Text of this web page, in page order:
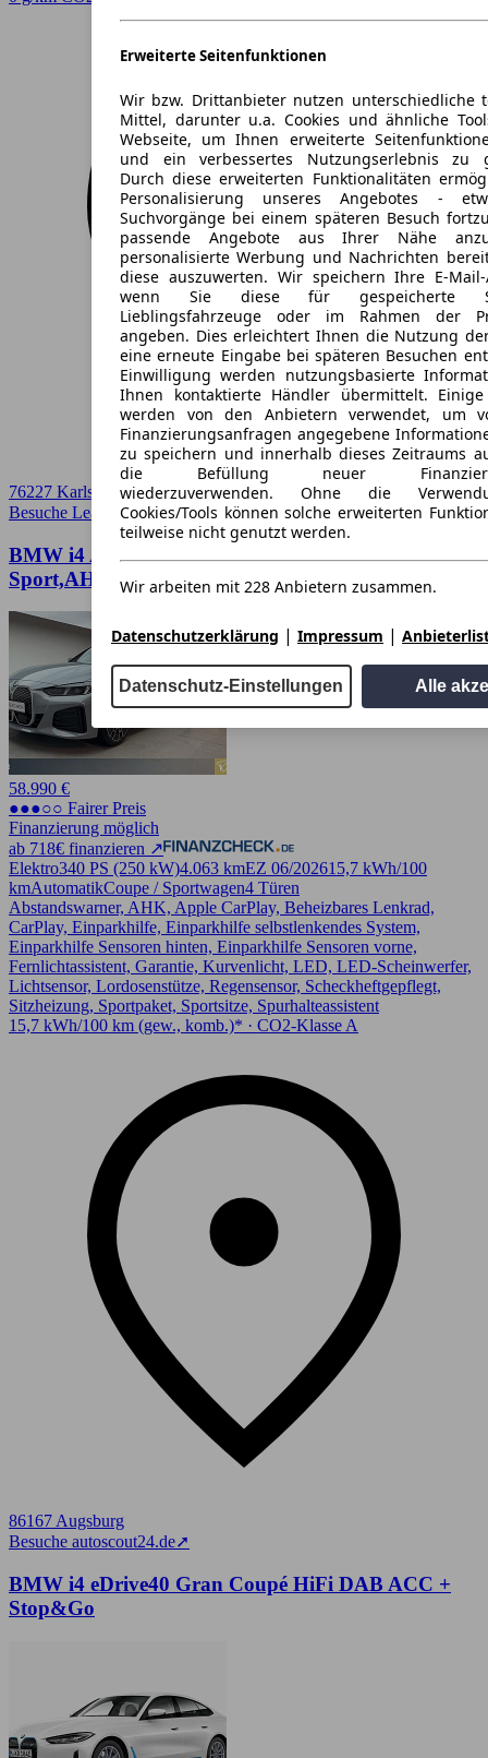
Erweiterte Seitenfunktionen
Wir bzw. Drittanbieter nutzen unterschiedliche
Mittel, darunter u.a. Cookies und ähnliche
Webseite, um Ihnen erweiterte
und ein verbessertes Nutzungserlebnis zu
Durch diese erweiterten Funktionalitäten
Personalisierung unseres Angebotes -
Suchvorgänge bei einem späteren Besuch
passende Angebote aus Ihrer Nähe
personalisierte Werbung und Nachrichten
diese auszuwerten. Wir speichern Ihre E-Mail-
wenn Sie diese für gespeicherte
Lieblingsfahrzeuge oder im Rahmen der
angeben. Dies erleichtert Ihnen die Nutzung
eine erneute Eingabe bei späteren Besuchen
Einwilligung werden nutzungsbasierte
Ihnen kontaktierte Händler übermittelt. Einige
werden von den Anbietern verwendet, um
Finanzierungsanfragen angegebene
zu speichern und innerhalb dieses Zeitraums
die Befüllung neuer
wiederzuverwenden. Ohne die
Cookies/Tools können solche erweiterten
teilweise nicht genutzt werden.
Wir arbeiten mit 228 Anbietern zusammen.
Datenschutzerklärung | Impressum |
Datenschutz-Einstellungen Alle
76227 Karlsruhe
Besuche Leasingmarkt➚
BMW i4 A eDrive40 Gran Coupe M-
Sport,AHK,DAProf,Auto
58.990 €
●●●○○ Fairer Preis
Finanzierung möglich
ab 718€ finanzieren ↗
Elektro340 PS (250 kW)4.063 kmEZ 06/202615,7 kWh/100
kmAutomatikCoupe / Sportwagen4 Türen
Abstandswarner, AHK, Apple CarPlay, Beheizbares Lenkrad,
CarPlay, Einparkhilfe, Einparkhilfe selbstlenkendes System,
Einparkhilfe Sensoren hinten, Einparkhilfe Sensoren vorne,
Fernlichtassistent, Garantie, Kurvenlicht, LED, LED-Scheinwerfer,
Lichtsensor, Lordosenstütze, Regensensor, Scheckheftgepflegt,
Sitzheizung, Sportpaket, Sportsitze, Spurhalteassistent
15,7 kWh/100 km (gew., komb.)* · CO2-Klasse A
86167 Augsburg
Besuche autoscout24.de➚
BMW i4 eDrive40 Gran Coupé HiFi DAB ACC +
Stop&Go